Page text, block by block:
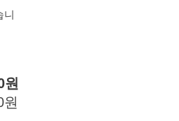
니
원
원